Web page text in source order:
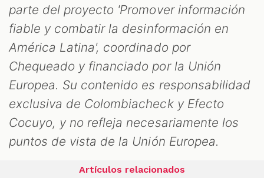
parte del proyecto 'Promover información
fiable y combatir la desinformación en
América Latina', coordinado por
Chequeado y financiado por la Unión
Europea. Su contenido es responsabilidad
exclusiva de Colombiacheck y Efecto
Cocuyo, y no refleja necesariamente los
puntos de vista de la Unión Europea.
Artículos relacionados